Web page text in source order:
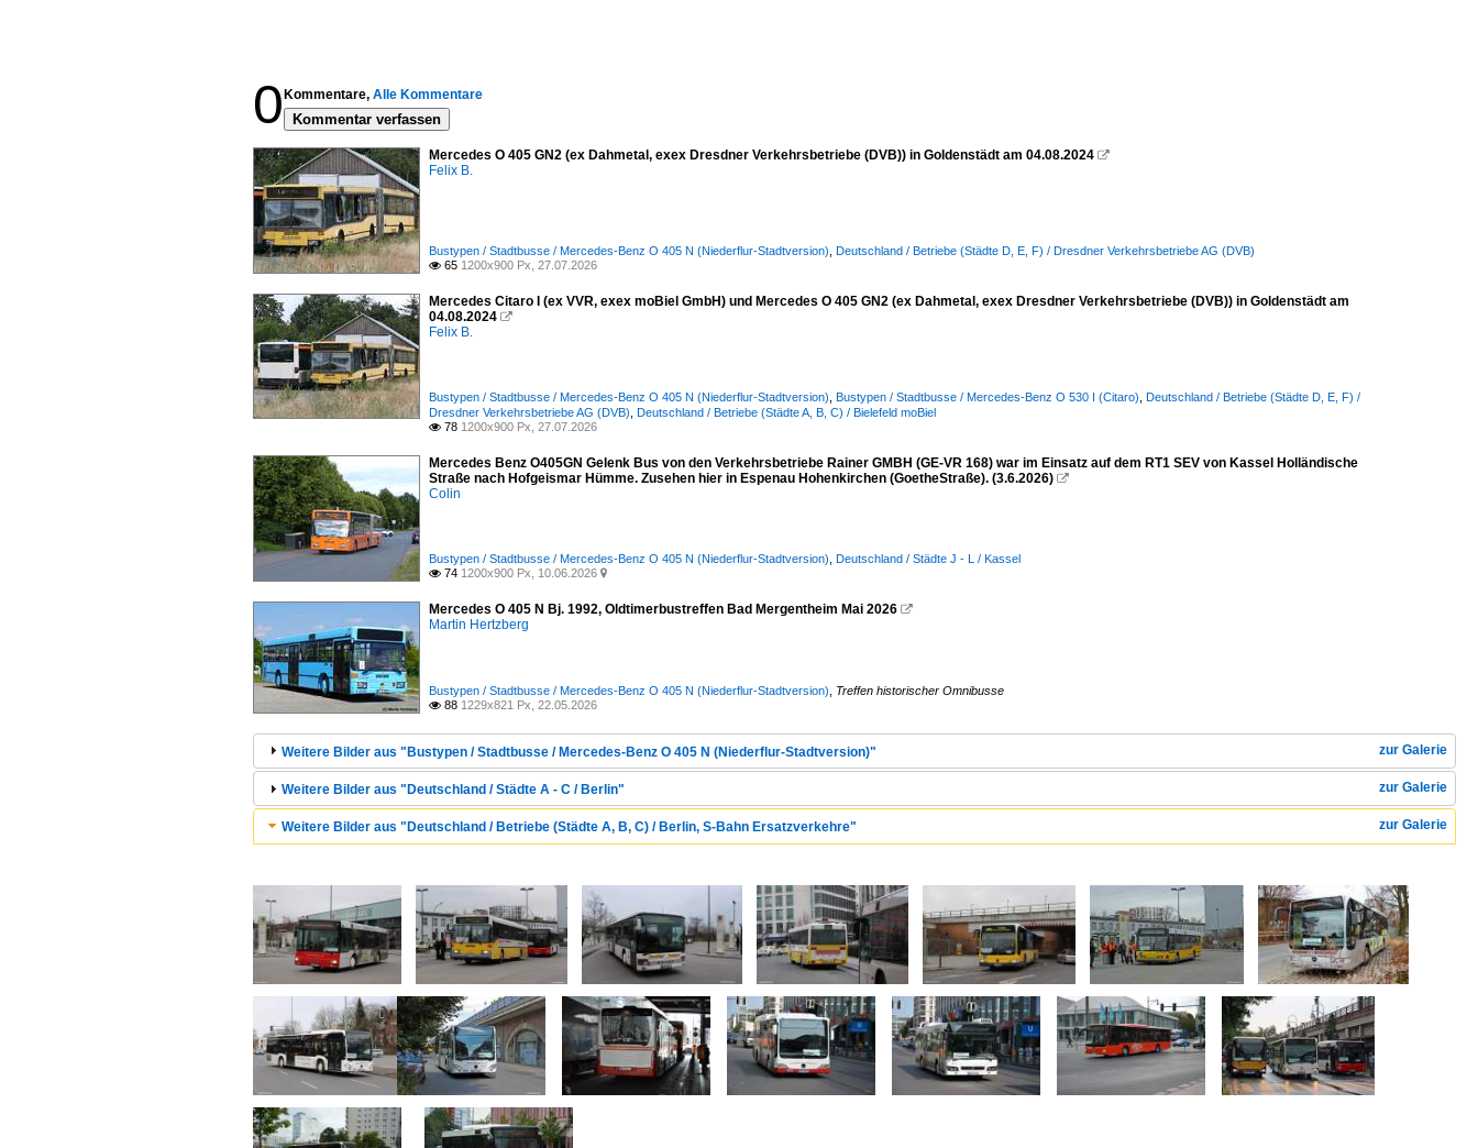
0 Kommentare, Alle Kommentare
Kommentar verfassen
Mercedes O 405 GN2 (ex Dahmetal, exex Dresdner Verkehrsbetriebe (DVB)) in Goldenstädt am 04.08.2024 
Felix B.
Bustypen / Stadtbusse / Mercedes-Benz O 405 N (Niederflur-Stadtversion) Deutschland / Betriebe (Städte D, E, F) / Dresdner Verkehrsbetriebe AG (DVB)
 65 1200x900 Px, 27.07.2026
Mercedes Citaro I (ex VVR, exex moBiel GmbH) und Mercedes O 405 GN2 (ex Dahmetal, exex Dresdner Verkehrsbetriebe (DVB)) in Goldenstädt am
04.08.2024 
Felix B.
Bustypen / Stadtbusse / Mercedes-Benz O 405 N (Niederflur-Stadtversion) Bustypen / Stadtbusse / Mercedes-Benz O 530 I (Citaro) Deutschland / Betriebe (Städte D, E, F) /
Dresdner Verkehrsbetriebe AG (DVB) Deutschland / Betriebe (Städte A, B, C) / Bielefeld moBiel
 78 1200x900 Px, 27.07.2026
Mercedes Benz O405GN Gelenk Bus von den Verkehrsbetriebe Rainer GMBH (GE-VR 168) war im Einsatz auf dem RT1 SEV von Kassel Holländische
Straße nach Hofgeismar Hümme. Zusehen hier in Espenau Hohenkirchen (GoetheStraße). (3.6.2026) 
Colin
Bustypen / Stadtbusse / Mercedes-Benz O 405 N (Niederflur-Stadtversion) Deutschland / Städte J - L / Kassel
 74 1200x900 Px, 10.06.2026 
Mercedes O 405 N Bj. 1992, Oldtimerbustreffen Bad Mergentheim Mai 2026 
Martin Hertzberg
Bustypen / Stadtbusse / Mercedes-Benz O 405 N (Niederflur-Stadtversion) Treffen historischer Omnibusse
 88 1229x821 Px, 22.05.2026
zur Galerie
Weitere Bilder aus "Bustypen / Stadtbusse / Mercedes-Benz O 405 N (Niederflur-Stadtversion)"
zur Galerie
Weitere Bilder aus "Deutschland / Städte A - C / Berlin"
zur Galerie
Weitere Bilder aus "Deutschland / Betriebe (Städte A, B, C) / Berlin, S-Bahn Ersatzverkehre"